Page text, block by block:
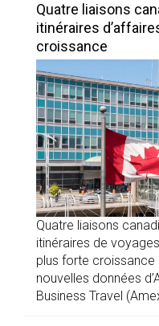
Quatre liaisons
itinéraires
croissance
Quatre liaisons
itinéraires de
plus forte croissance
nouvelles données
Business Travel